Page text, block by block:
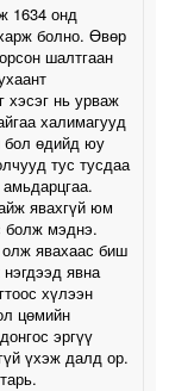
1634 онд
болно. Өвөр
шалтгаан
хэсэг нь урваж
халимагууд
бол өдийд юу
тус тусдаа
явахгүй юм
болж мэднэ.
олж явахаас биш
явна
хүлээн
цөмийн
эргүү
үхэж далд ор.